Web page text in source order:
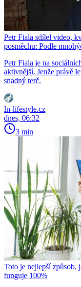
Petr Fiala sdílel video,
posměchu: Podle
Petr Fiala je na
aktivnější. Jenže právě
snadný terč.
In-lifestyle.cz
dnes, 06:32
3 min
Toto je nejlepší způsob,
funguje 100%